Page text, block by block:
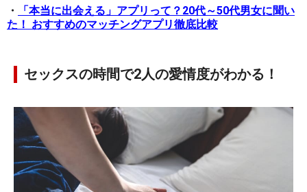
・
「本当に出会える」アプリって？20代～50代男女に聞い
た！ おすすめのマッチングアプリ徹底比較
セックスの時間で2人の愛情度がわかる！